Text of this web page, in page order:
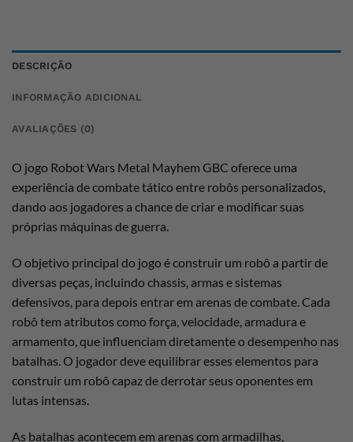
DESCRIÇÃO
INFORMAÇÃO ADICIONAL
AVALIAÇÕES (0)
O jogo Robot Wars Metal Mayhem GBC oferece uma
experiência de combate tático entre robôs personalizados,
dando aos jogadores a chance de criar e modificar suas
próprias máquinas de guerra.
O objetivo principal do jogo é construir um robô a partir de
diversas peças, incluindo chassis, armas e sistemas
defensivos, para depois entrar em arenas de combate. Cada
robô tem atributos como força, velocidade, armadura e
armamento, que influenciam diretamente o desempenho nas
batalhas. O jogador deve equilibrar esses elementos para
construir um robô capaz de derrotar seus oponentes em
lutas intensas.
As batalhas acontecem em arenas com armadilhas,